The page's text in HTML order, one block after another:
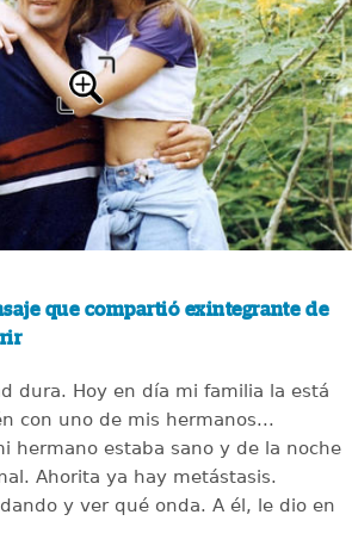
que compartió exintegrante de
dura. Hoy en día mi familia la está
con uno de mis hermanos...
hermano estaba sano y de la noche
Ahorita ya hay metástasis.
y ver qué onda. A él, le dio en